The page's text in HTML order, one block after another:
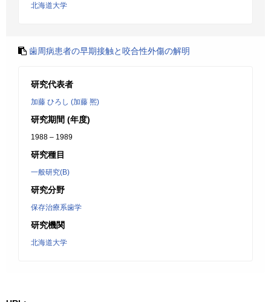
北海道大学
歯周病患者の早期接触と咬合性外傷の解明
研究代表者
加藤 ひろし (加藤 熈)
研究期間 (年度)
1988 – 1989
研究種目
一般研究(B)
研究分野
保存治療系歯学
研究機関
北海道大学